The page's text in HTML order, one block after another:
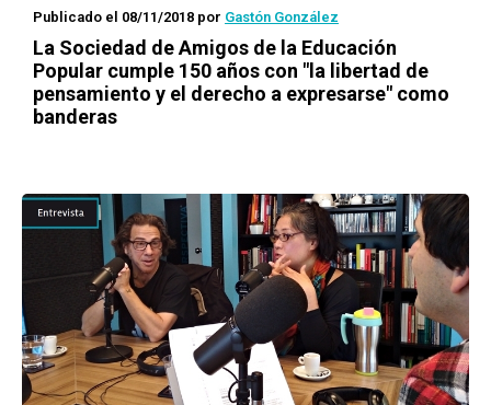
Publicado el 08/11/2018 por Gastón González
La Sociedad de Amigos de la Educación
Popular cumple 150 años con "la libertad de
pensamiento y el derecho a expresarse" como
banderas